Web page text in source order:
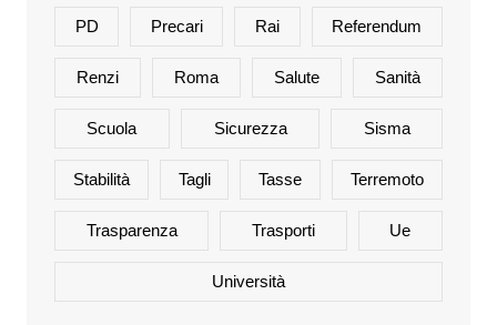
PD Precari Rai Referendum
Renzi Roma Salute Sanità
Scuola Sicurezza Sisma
Stabilità Tagli Tasse Terremoto
Trasparenza Trasporti Ue
Università